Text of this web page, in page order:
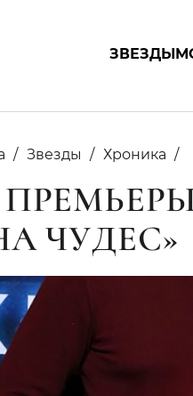
ЗВЕЗДЫ
Звезды Хроника
ЧУДЕС»